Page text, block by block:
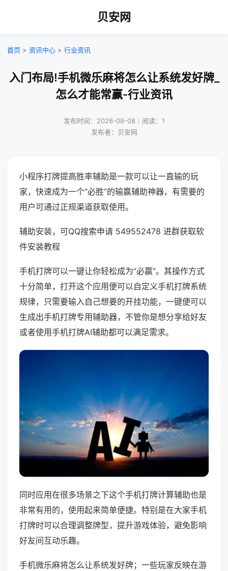
贝安网
首页 > 资讯中心 > 行业资讯
入门布局!手机微乐麻将怎么让系统发好牌_
怎么才能常赢-行业资讯
发布时间：2026-08-08｜阅读：1
发布者：贝安网
小程序打牌提高胜率辅助是一款可以让一直输的玩
家，快速成为一个“必胜”的输赢辅助神器，有需要的
用户可通过正规渠道获取使用。
辅助安装，可QQ搜索申请 549552478 进群获取软
件安装教程
手机打牌可以一键让你轻松成为“必赢”。其操作方式
十分简单，打开这个应用便可以自定义手机打牌系统
规律，只需要输入自己想要的开挂功能，一键便可以
生成出手机打牌专用辅助器，不管你是想分享给好友
或者使用手机打牌AI辅助都可以满足需求。
同时应用在很多场景之下这个手机打牌计算辅助也是
非常有用的，使用起来简单便捷。特别是在大家手机
打牌时可以合理调整牌型，提升游戏体验，避免影响
好友间互动乐趣。
手机微乐麻将怎么让系统发好牌；一些玩家反映在游